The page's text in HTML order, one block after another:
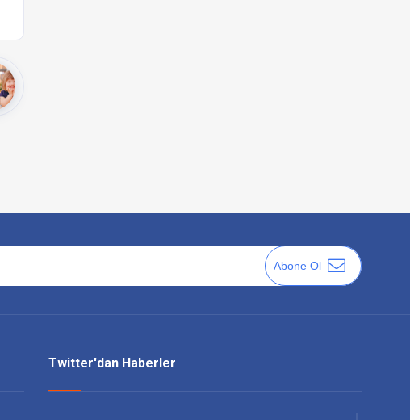
Abone Ol
Twitter'dan Haberler